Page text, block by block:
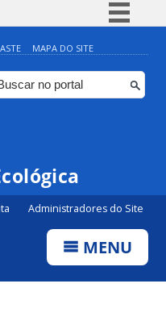
Simplifique!
Comunica BR
Participe
Canais
MAPA DO SITE
Administradores do Site
MENU